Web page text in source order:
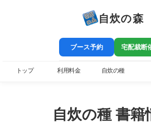
自炊の森
ブース予約 宅配裁断
トップ 利用料金 自炊の種
自炊の種 書籍